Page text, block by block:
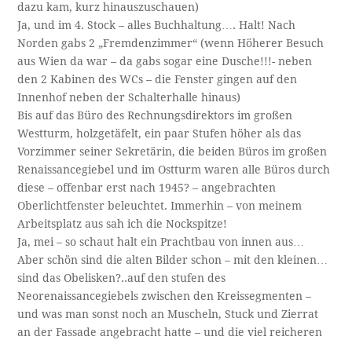
dazu kam, kurz hinauszuschauen)
Ja, und im 4. Stock – alles Buchhaltung…. Halt! Nach
Norden gabs 2 „Fremdenzimmer“ (wenn Höherer Besuch
aus Wien da war – da gabs sogar eine Dusche!!!- neben
den 2 Kabinen des WCs – die Fenster gingen auf den
Innenhof neben der Schalterhalle hinaus)
Bis auf das Büro des Rechnungsdirektors im großen
Westturm, holzgetäfelt, ein paar Stufen höher als das
Vorzimmer seiner Sekretärin, die beiden Büros im großen
Renaissancegiebel und im Ostturm waren alle Büros durch
diese – offenbar erst nach 1945? – angebrachten
Oberlichtfenster beleuchtet. Immerhin – von meinem
Arbeitsplatz aus sah ich die Nockspitze!
Ja, mei – so schaut halt ein Prachtbau von innen aus…
Aber schön sind die alten Bilder schon – mit den kleinen…
sind das Obelisken?..auf den stufen des
Neorenaissancegiebels zwischen den Kreissegmenten –
und was man sonst noch an Muscheln, Stuck und Zierrat
an der Fassade angebracht hatte – und die viel reicheren